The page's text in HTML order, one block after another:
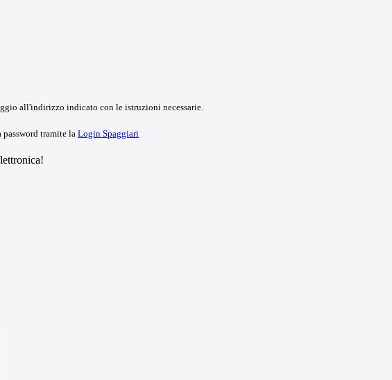
all'indirizzo indicato con le istruzioni necessarie.
tramite la Login Spaggiari